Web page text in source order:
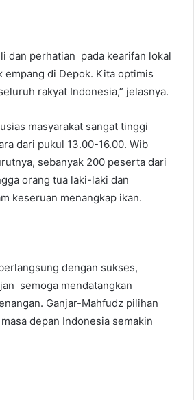
dan perhatian pada kearifan lokal
empang di Depok. Kita optimis
rakyat Indonesia,” jelasnya.
masyarakat sangat tinggi
dari pukul 13.00-16.00. Wib
sebanyak 200 peserta dari
orang tua laki-laki dan
keseruan menangkap ikan.
dengan sukses,
semoga mendatangkan
Ganjar-Mahfudz pilihan
depan Indonesia semakin